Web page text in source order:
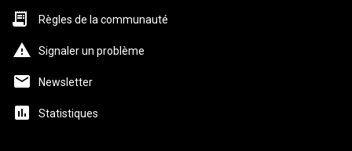
Règles de la communauté
Signaler un problème
Newsletter
Statistiques